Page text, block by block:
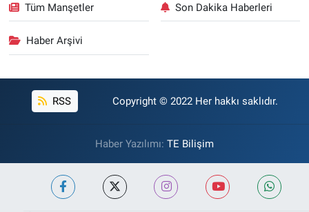
Tüm Manşetler Son Dakika Haberleri
Haber Arşivi
RSS Copyright © 2022 Her hakkı saklıdır.
Haber Yazılımı: TE Bilişim